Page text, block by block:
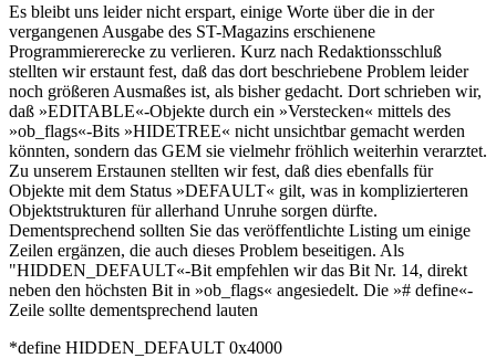
Es bleibt uns leider nicht erspart, einige Worte über die in der
vergangenen Ausgabe des ST-Magazins erschienene
Programmiererecke zu verlieren. Kurz nach Redaktionsschluß
stellten wir erstaunt fest, daß das dort beschriebene Problem leider
noch größeren Ausmaßes ist, als bisher gedacht. Dort schrieben wir,
daß »EDITABLE«-Objekte durch ein »Verstecken« mittels des
»ob_flags«-Bits »HIDETREE« nicht unsichtbar gemacht werden
könnten, sondern das GEM sie vielmehr fröhlich weiterhin verarztet.
Zu unserem Erstaunen stellten wir fest, daß dies ebenfalls für
Objekte mit dem Status »DEFAULT« gilt, was in komplizierteren
Objektstrukturen für allerhand Unruhe sorgen dürfte.
Dementsprechend sollten Sie das veröffentlichte Listing um einige
Zeilen ergänzen, die auch dieses Problem beseitigen. Als
"HIDDEN_DEFAULT«-Bit empfehlen wir das Bit Nr. 14, direkt
neben den höchsten Bit in »ob_flags« angesiedelt. Die »# define«-
Zeile sollte dementsprechend lauten
*define HIDDEN_DEFAULT 0x4000